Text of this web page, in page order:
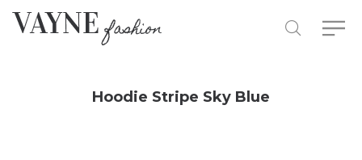
Hoodie Stripe Sky Blue